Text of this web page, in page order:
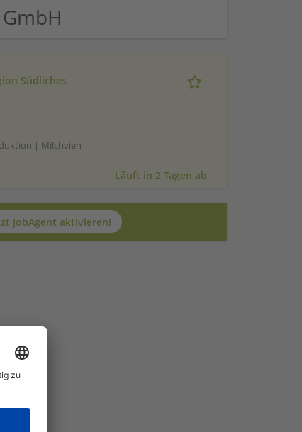
Südliches
| Milchvieh |
Läuft in 2 Tagen ab
JobAgent aktivieren!